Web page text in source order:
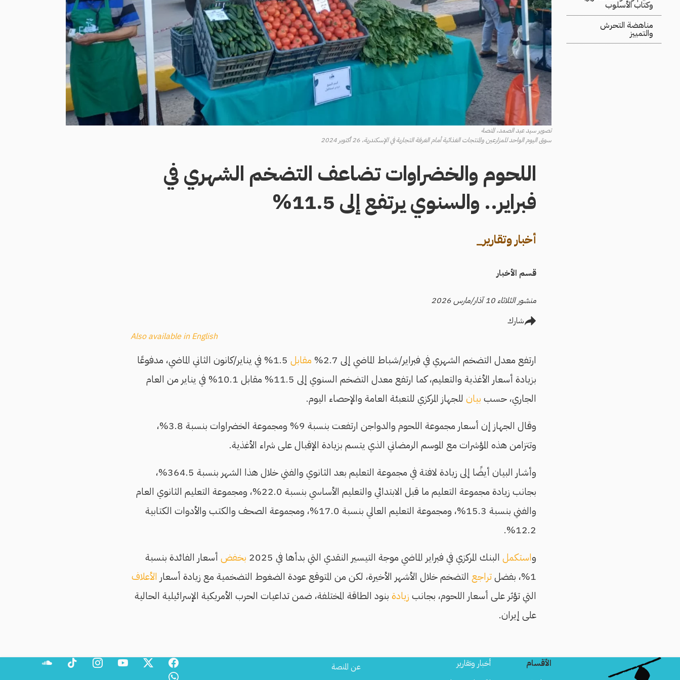
وكتاب الأسلوب
مناهضة التحرش
والتمييز
تصوير سيد عبد الصمد، المنصة
سوق اليوم الواحد للمزارعين والمنتجات الغذائية أمام الغرفة التجارية في الإسكندرية، 26 أكتوبر 2024
اللحوم والخضراوات تضاعف التضخم الشهري في
فبراير.. والسنوي يرتفع إلى 11.5%
أخبار وتقارير_
قسم الأخبار
منشور الثلاثاء 10 آذار/مارس 2026
شارك
Also available in English
ارتفع معدل التضخم الشهري في فبراير/شباط الماضي إلى 2.7% مقابل
1.5% في يناير/كانون الثاني الماضي، مدفوعًا
بزيادة أسعار الأغذية والتعليم، كما ارتفع معدل التضخم السنوي إلى 11.5% مقابل 10.1% في يناير من العام
الجاري، حسب بيانللجهاز المركزي للتعبئة العامة والإحصاء اليوم.
وقال الجهاز إن أسعار مجموعة اللحوم والدواجن ارتفعت بنسبة 9% ومجموعة الخضراوات بنسبة 3.8%،
وتتزامن هذه المؤشرات مع الموسم الرمضاني الذي يتسم بزيادة الإقبال على شراء الأغذية.
وأشار البيان أيضًا إلى زيادة لافتة في مجموعة التعليم بعد الثانوي والفني خلال هذا الشهر بنسبة 364.5%،
بجانب زيادة مجموعة التعليم ما قبل الابتدائي والتعليم الأساسي بنسبة 22.0%، ومجموعة التعليم الثانوي العام
والفني بنسبة 15.3%، ومجموعة التعليم العالي بنسبة 17.0%، ومجموعة الصحف والكتب والأدوات الكتابية
12.2%.
واستكملالبنك المركزي في فبراير الماضي موجة التيسير النقدي التي بدأها في 2025 بخفضأسعار الفائدة بنسبة
1%، بفضل
تراجعالتضخم خلال الأشهر الأخيرة، لكن من المتوقع عودة الضغوط التضخمية مع زيادة أسعار الأعلاف
التي تؤثر على أسعار اللحوم، بجانب زيادةبنود الطاقة المختلفة، ضمن تداعيات الحرب الأمريكية الإسرائيلية الحالية
على إيران.
الأقسام
أخبار وتقارير
Footer
عن المنصة